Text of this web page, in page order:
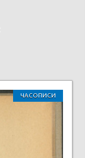
ЧАСОПИСИ